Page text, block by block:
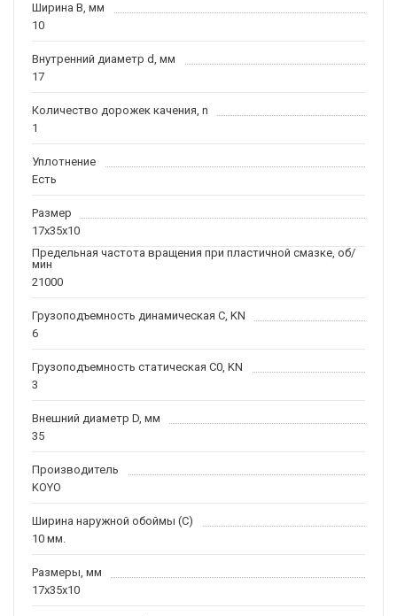
Ширина B, мм
10
Внутренний диаметр d, мм
17
Количество дорожек качения, n
1
Уплотнение
Есть
Размер
17x35x10
Предельная частота вращения при пластичной смазке, об/
мин
21000
Грузоподъемность динамическая C, KN
6
Грузоподъемность статическая C0, KN
3
Внешний диаметр D, мм
35
Производитель
KOYO
Ширина наружной обоймы (C)
10 мм.
Размеры, мм
17x35x10